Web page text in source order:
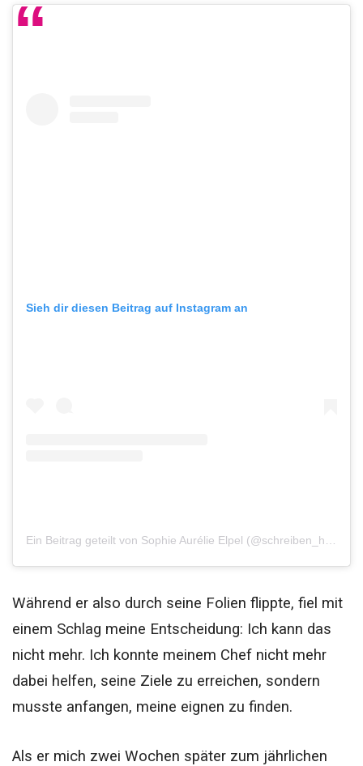
Sieh dir diesen Beitrag auf Instagram an
Ein Beitrag geteilt von Sophie Aurélie Elpel (@schreiben_hilft)
Während er also durch seine Folien flippte, fiel mit
einem Schlag meine Entscheidung: Ich kann das
nicht mehr. Ich konnte meinem Chef nicht mehr
dabei helfen, seine Ziele zu erreichen, sondern
musste anfangen, meine eignen zu finden.
Als er mich zwei Wochen später zum jährlichen